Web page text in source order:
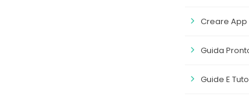
Creare App
Guida
Guide E